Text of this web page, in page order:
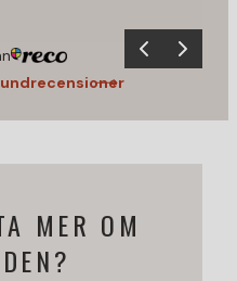
MER OM